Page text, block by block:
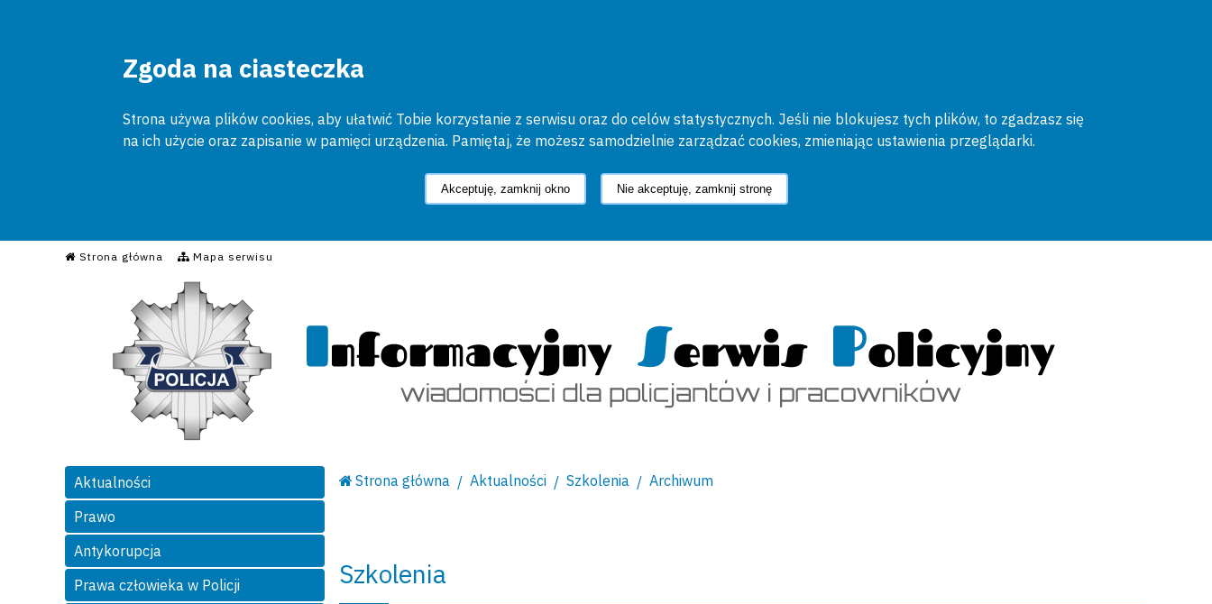
Zgoda na ciasteczka
Strona używa plików cookies, aby ułatwić Tobie korzystanie z serwisu oraz do celów statystycznych. Jeśli nie blokujesz tych plików, to zgadzasz się
na ich użycie oraz zapisanie w pamięci urządzenia. Pamiętaj, że możesz samodzielnie zarządzać cookies, zmieniając ustawienia przeglądarki.
Akceptuję, zamknij okno Nie akceptuję, zamknij stronę
Strona główna Mapa serwisu
Informacyjny Serwis Policyjny
Aktualności
Prawo
Antykorupcja
Prawa człowieka w Policji
Strona główna Aktualności Szkolenia Archiwum
Szkolenia